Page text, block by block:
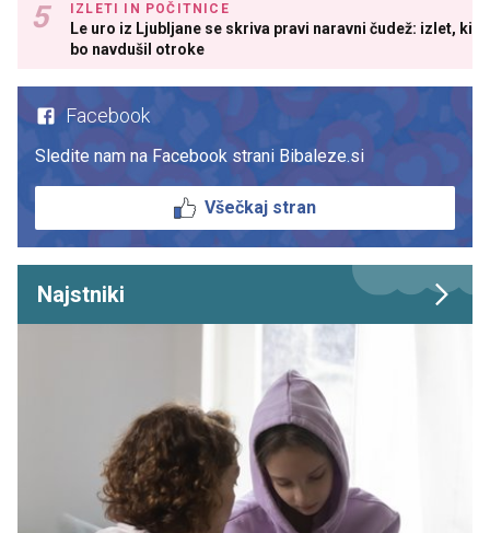
IZLETI IN POČITNICE
Le uro iz Ljubljane se skriva pravi naravni čudež: izlet, ki
bo navdušil otroke
Facebook
Sledite nam na Facebook strani Bibaleze.si
Všečkaj stran
Najstniki